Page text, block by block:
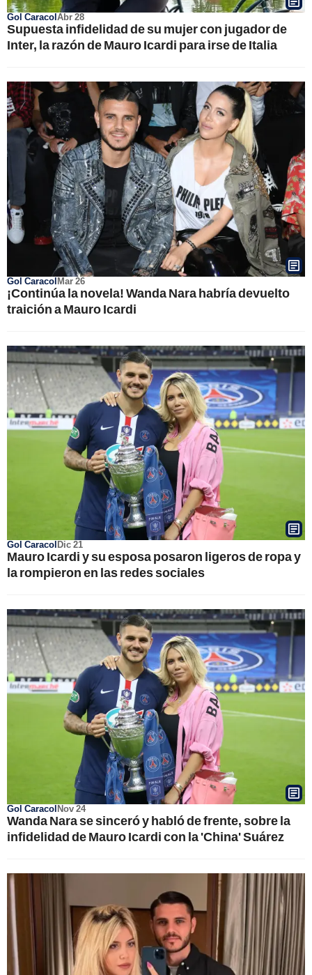
Gol CaracolAbr 28
Supuesta infidelidad de su mujer con jugador de
Inter, la razón de Mauro Icardi para irse de Italia
Gol CaracolMar 26
¡Continúa la novela! Wanda Nara habría devuelto
traición a Mauro Icardi
Gol CaracolDic 21
Mauro Icardi y su esposa posaron ligeros de ropa y
la rompieron en las redes sociales
Gol CaracolNov 24
Wanda Nara se sinceró y habló de frente, sobre la
infidelidad de Mauro Icardi con la 'China' Suárez